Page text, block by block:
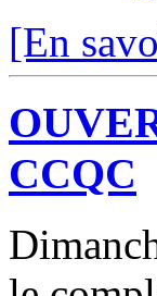
[En
CCQC